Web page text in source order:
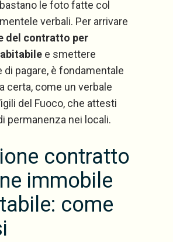
le foto fatte col
verbali. Per arrivare
del contratto per
e smettere
pagare, è fondamentale
certa, come un verbale
del Fuoco, che attesti
permanenza nei locali.
contratto
immobile
come